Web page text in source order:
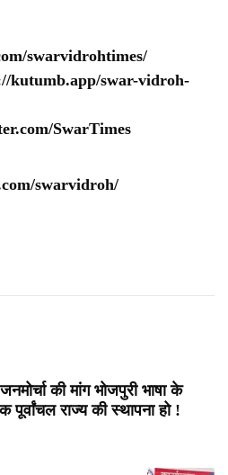
swarvidrohtimes/
kutumb.app/swar-vidroh-
SwarTimes
swarvidroh/
की मांग भोजपुरी भाषा के
राज्य की स्थापना हो !